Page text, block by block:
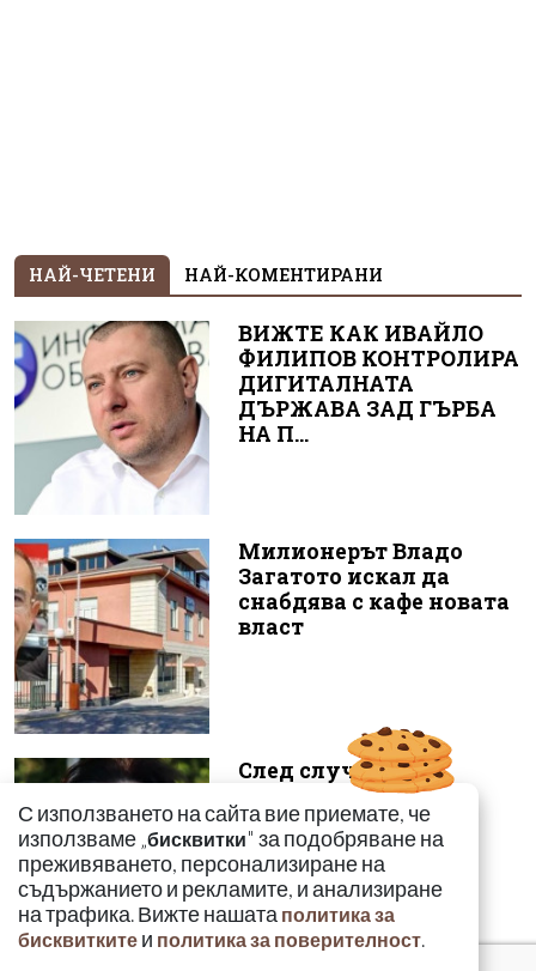
НАЙ-ЧЕТЕНИ НАЙ-КОМЕНТИРАНИ
ВИЖТЕ КАК ИВАЙЛО
ФИЛИПОВ КОНТРОЛИРА
ДИГИТАЛНАТА
ДЪРЖАВА ЗАД ГЪРБА
НА П...
Милионерът Владо
Загатото искал да
снабдява с кафе новата
власт
След случая с
родилката от Варна:
Още едно семейство
разказа за бремен...
С използването на сайта вие приемате, че
използваме „бисквитки" за подобряване на
преживяването, персонализиране на
съдържанието и рекламите, и анализиране
на трафика. Вижте нашата политика за
бисквитките и политика за поверителност.